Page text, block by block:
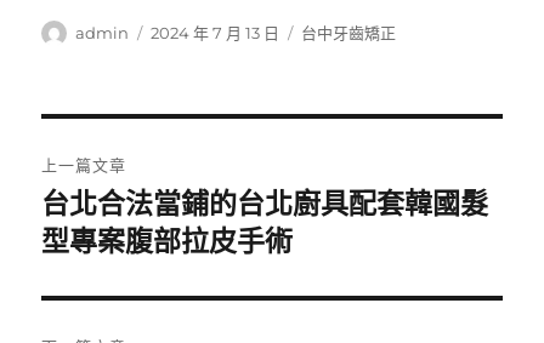
作
admin
發
2024 年 7 月 13 日
分
台中牙齒矯正
章
導
覽
上一篇文章
上
一
文
章:
台北合法當鋪的台北廚具配套韓國髮
型專案腹部拉皮手術